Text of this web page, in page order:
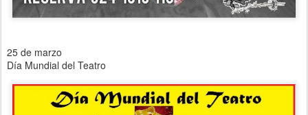
25 de marzo
Día Mundial del Teatro